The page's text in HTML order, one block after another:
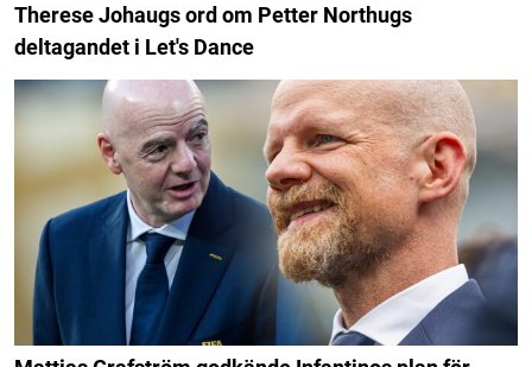
Therese Johaugs ord om Petter Northugs
deltagandet i Let's Dance